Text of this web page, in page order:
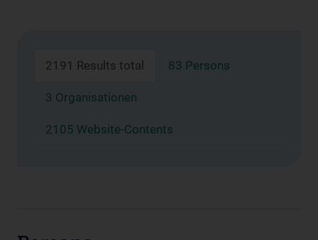
2191 Results total 83 Persons
3 Organisationen
2105 Website-Contents